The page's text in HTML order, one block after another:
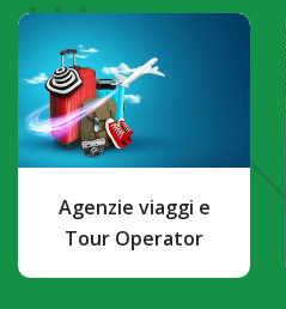
Agenzie viaggi e
Tour Operator